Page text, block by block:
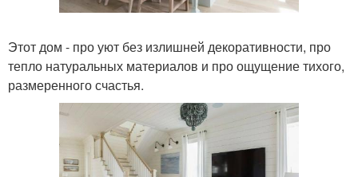
Этот дом - про уют без излишней декоративности, про
тепло натуральных материалов и про ощущение тихого,
размеренного счастья.